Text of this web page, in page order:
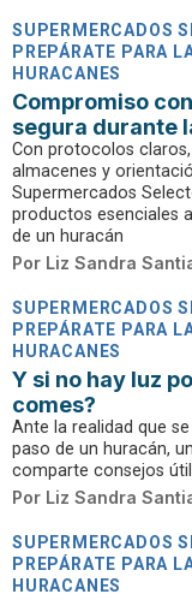
SUPERMERCADOS
PREPÁRATE PARA
HURACANES
Compromiso
segura durante
Con protocolos
almacenes y
Supermercados
productos esenciales
de un huracán
Por Liz Sandra
SUPERMERCADOS
PREPÁRATE PARA
HURACANES
Y si no hay luz
comes?
Ante la realidad que
paso de un huracán,
comparte consejos
Por Liz Sandra
SUPERMERCADOS
PREPÁRATE PARA
HURACANES